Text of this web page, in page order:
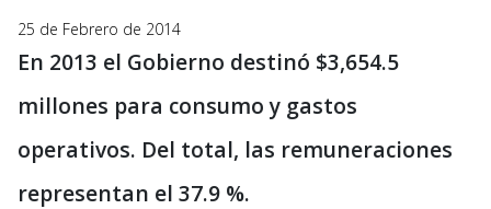
25 de Febrero de 2014
En 2013 el Gobierno destinó $3,654.5
millones para consumo y gastos
operativos. Del total, las remuneraciones
representan el 37.9 %.